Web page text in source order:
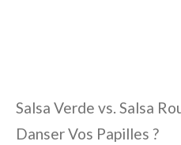
Salsa Verde vs. Salsa
Danser Vos Papilles ?